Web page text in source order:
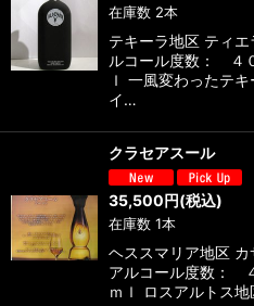
在庫数 2本
テキーラ地区 ティ
ルコール度数：
ｌ 一風変わったテ
イ…
クラセアスール
35,500円(税込)
在庫数 1本
ヘススマリア地区
アルコール度数
ｍｌ ロスアルトス